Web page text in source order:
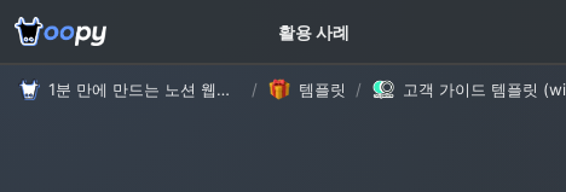
활용 사례
1분 만에 만드는 노션 웹사이트, 우피! / 템플릿 /
고객 가이드